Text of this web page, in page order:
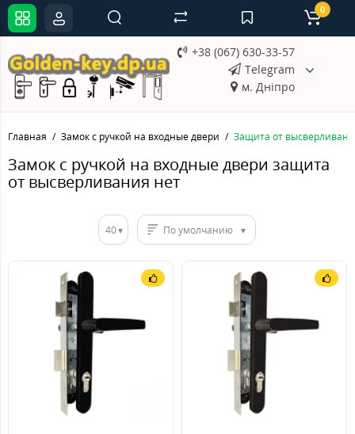
+38 (067) 630-33-57
Telegram
м. Дніпро
0
Главная Замок с ручкой на входные двери Защита от
Замок с ручкой на входные двери защита
от высверливания нет
40 По умолчанию